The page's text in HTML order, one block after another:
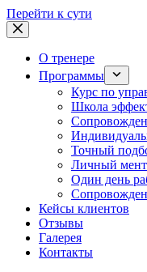
Перейти к сути
О тренере
Программы
Курс по
Школа
Точный
Личный
Один день
Кейсы клиентов
Отзывы
Галерея
Контакты